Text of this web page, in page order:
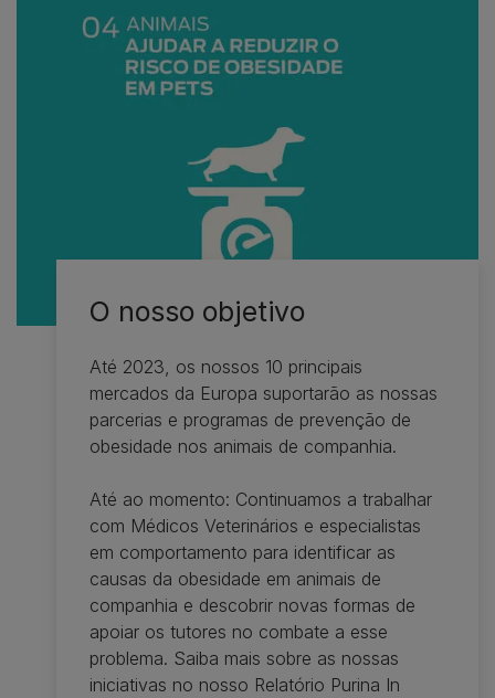
O nosso objetivo
Até 2023, os nossos 10 principais
mercados da Europa suportarão as nossas
parcerias e programas de prevenção de
obesidade nos animais de companhia.
Até ao momento: Continuamos a trabalhar
com Médicos Veterinários e especialistas
em comportamento para identificar as
causas da obesidade em animais de
companhia e descobrir novas formas de
apoiar os tutores no combate a esse
problema. Saiba mais sobre as nossas
iniciativas no nosso Relatório Purina In